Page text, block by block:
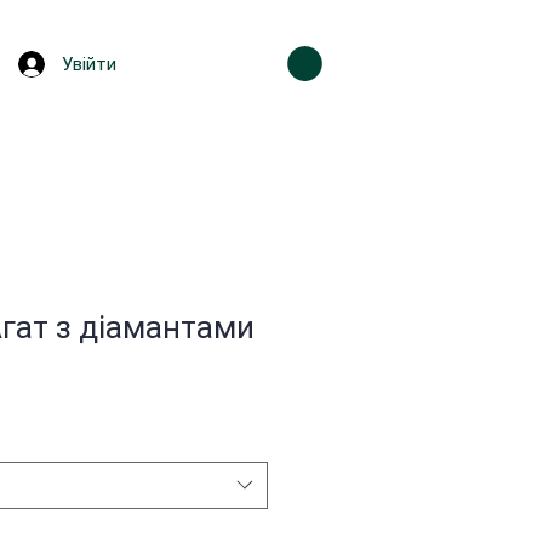
Увійти
з діамантами